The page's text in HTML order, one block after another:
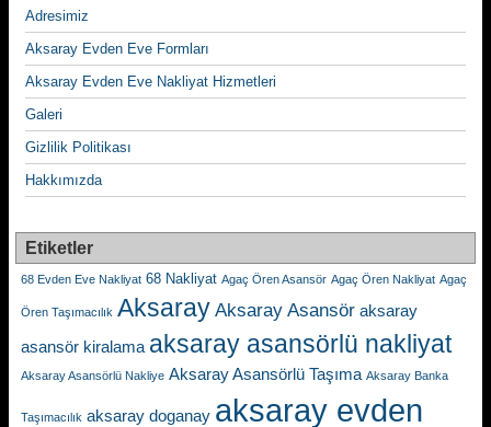
Adresimiz
Aksaray Evden Eve Formları
Aksaray Evden Eve Nakliyat Hizmetleri
Galeri
Gizlilik Politikası
Hakkımızda
Etiketler
68 Evden Eve Nakliyat 68 Nakliyat Agaç Ören Asansör Agaç Ören Nakliyat Agaç
Ören Taşımacılık Aksaray Aksaray Asansör aksaray
asansör kiralama aksaray asansörlü nakliyat
Aksaray Asansörlü Nakliye Aksaray Asansörlü Taşıma Aksaray Banka
Taşımacılık aksaray doganay aksaray evden